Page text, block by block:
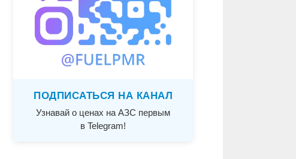
ПОДПИСАТЬСЯ НА КАНАЛ
Узнавай о ценах на АЗС первым
в Telegram!